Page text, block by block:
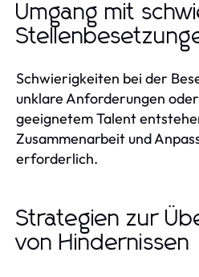
Umgang mit
Schwierigkeiten bei der
unklare Anforderungen
geeignetem Talent
Zusammenarbeit und
erforderlich.
Strategien zur
von Hindernissen